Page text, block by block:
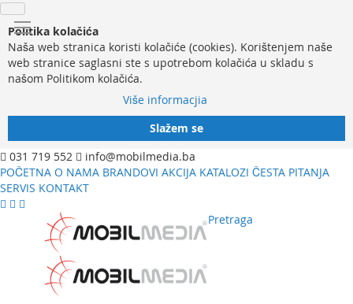
Politika kolačića
Naša web stranica koristi kolačiće (cookies). Korištenjem naše
web stranice saglasni ste s upotrebom kolačića u skladu s
našom Politikom kolačića.
Više informacjia
Slažem se
031 719 552
info@mobilmedia.ba
POČETNA O NAMA BRANDOVI AKCIJA KATALOZI ČESTA PITANJA
SERVIS KONTAKT
Pretraga